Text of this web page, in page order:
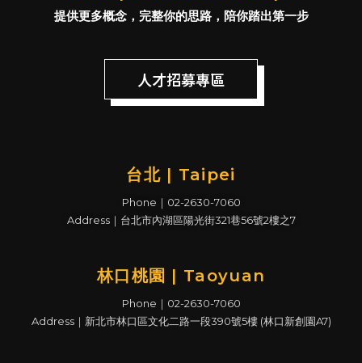
提供更多概念，完整你的思路，陪你踏出第一步
人才招募專區
台北 | Taipei
Phone｜02-2630-7060
Address｜台北市內湖區陽光街321巷56號2樓之7
林口桃園 | Taoyuan
Phone｜02-2630-7060
Address｜新北市林口區文化二路一段390號5樓 (林口新創園A7)